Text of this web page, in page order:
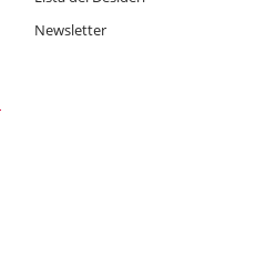
Newsletter